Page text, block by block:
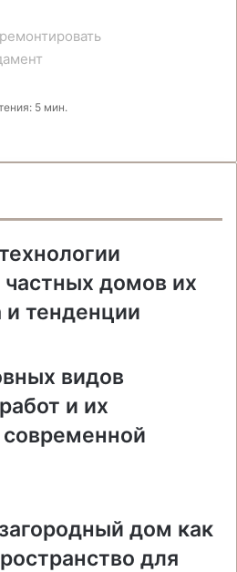
5 мин.
т
частных домов их
тенденции
видов
и их
дом как
для